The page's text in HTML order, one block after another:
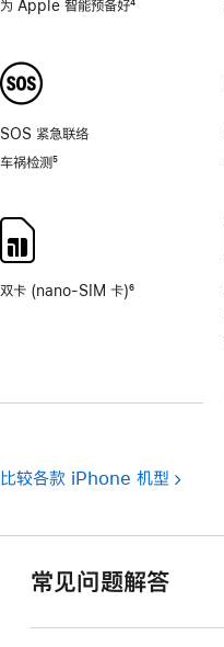
为 Apple 智能预备好4
SOS 紧急联络
车祸检测5
双卡 (nano-SIM 卡)6
比较各款 iPhone 机型
常见问题解答